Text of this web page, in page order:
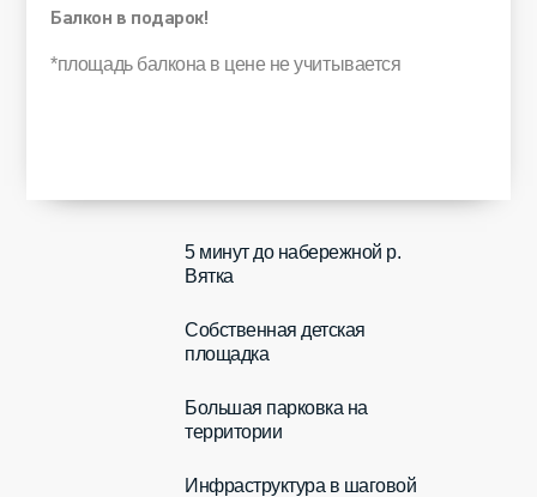
Балкон в подарок!
*площадь балкона в цене не учитывается
5 минут до набережной р.
Вятка
Собственная детская
площадка
Большая парковка на
территории
Инфраструктура в шаговой